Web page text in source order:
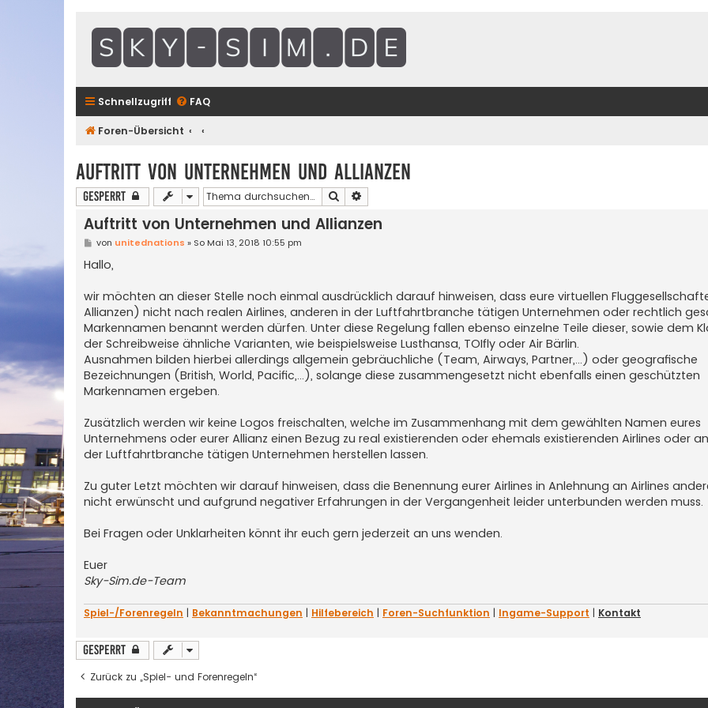
Schnellzugriff FAQ
Foren-Übersicht
Auftritt von Unternehmen und Allianzen
Gesperrt Suche
Auftritt von Unternehmen und Allianzen
B
i
t
a
g
von unitednations » So Mai 13, 2018 10:55 pm
Hallo,
wir möchten an dieser Stelle noch einmal ausdrücklich darauf hinweisen, dass eure virtuellen
Allianzen) nicht nach realen Airlines, anderen in der Luftfahrtbranche tätigen Unternehmen oder rechtlich
Markennamen benannt werden dürfen. Unter diese Regelung fallen ebenso einzelne Teile dieser, sowie dem
der Schreibweise ähnliche Varianten, wie beispielsweise Lusthansa, TOIfly oder Air Bärlin.
Ausnahmen bilden hierbei allerdings allgemein gebräuchliche (Team, Airways, Partner,...) oder geografische
Bezeichnungen (British, World, Pacific,...), solange diese zusammengesetzt nicht ebenfalls einen geschützten
Markennamen ergeben.
Zusätzlich werden wir keine Logos freischalten, welche im Zusammenhang mit dem gewählten Namen eures
Unternehmens oder eurer Allianz einen Bezug zu real existierenden oder ehemals existierenden Airlines oder
der Luftfahrtbranche tätigen Unternehmen herstellen lassen.
Zu guter Letzt möchten wir darauf hinweisen, dass die Benennung eurer Airlines in Anlehnung an Airlines
nicht erwünscht und aufgrund negativer Erfahrungen in der Vergangenheit leider unterbunden werden muss.
Bei Fragen oder Unklarheiten könnt ihr euch gern jederzeit an uns wenden.
Euer
Sky-Sim.de-Team
Spiel-/Forenregeln | Bekanntmachungen | Hilfebereich | Foren-Suchfunktion | Ingame-Support | Kontakt
Gesperrt
Zurück zu „Spiel- und Forenregeln“